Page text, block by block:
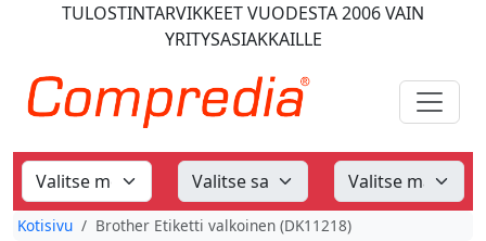
TULOSTINTARVIKKEETVUODESTA 2006VAIN
YRITYSASIAKKAILLE
Kotisivu Brother Etiketti valkoinen (DK11218)